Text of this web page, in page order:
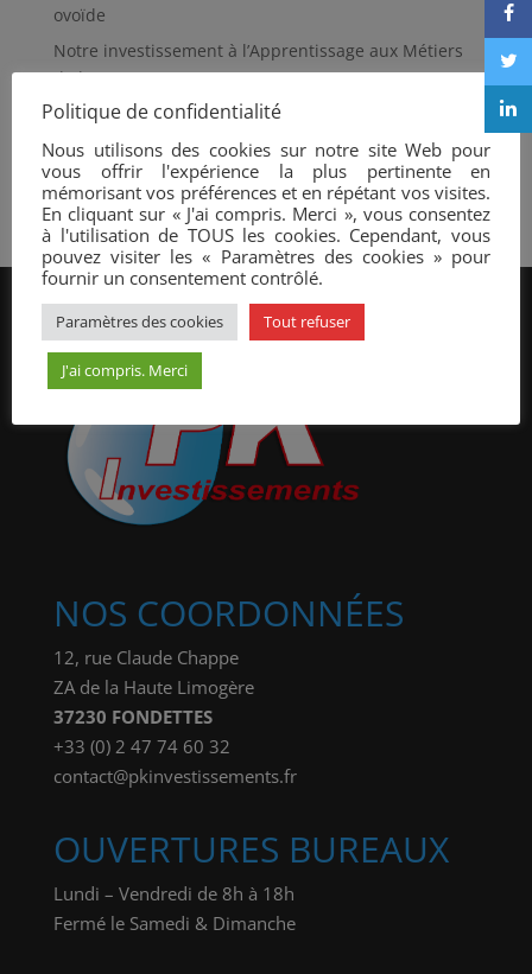
ovoïde
Notre investissement à l’Apprentissage aux Métiers
de l’Eau
Loches Sud Touraine achève des travaux
Maxifourgon REHA Assainissement
Réhabilitation de regard par projection de mortier
NOS COORDONNÉES
12, rue Claude Chappe
ZA de la Haute Limogère
37230 FONDETTES
+33 (0) 2 47 74 60 32
contact@pkinvestissements.fr
OUVERTURES BUREAUX
Lundi – Vendredi de 8h à 18h
Fermé le Samedi & Dimanche
Politique de confidentialité
Nous utilisons des cookies sur notre site Web pour
vous offrir l'expérience la plus pertinente en
mémorisant vos préférences et en répétant vos visites.
En cliquant sur « J'ai compris. Merci », vous consentez
à l'utilisation de TOUS les cookies. Cependant, vous
pouvez visiter les « Paramètres des cookies » pour
fournir un consentement contrôlé.
Paramètres des cookies Tout refuser
J'ai compris. Merci